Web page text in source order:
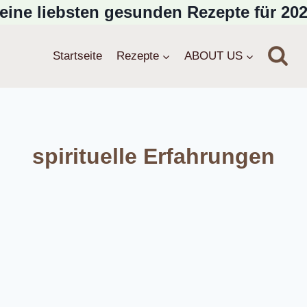
liebsten gesunden Rezepte für
Startseite Rezepte ABOUT US
spirituelle Erfahrungen